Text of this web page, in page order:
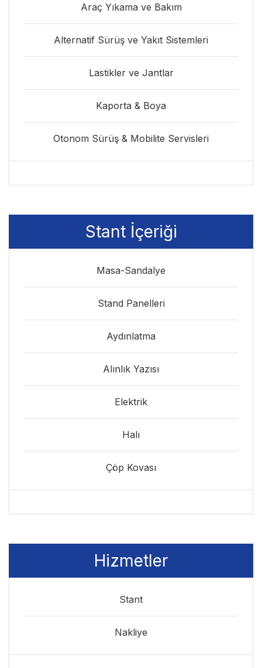
Araç Yıkama ve Bakım
Alternatif Sürüş ve Yakıt Sistemleri
Lastikler ve Jantlar
Kaporta & Boya
Otonom Sürüş & Mobilite Servisleri
Stant İçeriği
Masa-Sandalye
Stand Panelleri
Aydınlatma
Alınlık Yazısı
Elektrik
Halı
Çöp Kovası
Hizmetler
Stant
Nakliye